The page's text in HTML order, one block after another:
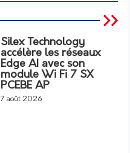
Silex Technology
accélère les réseaux
Edge AI avec son
module Wi Fi 7 SX
PCEBE AP
7 août 2026